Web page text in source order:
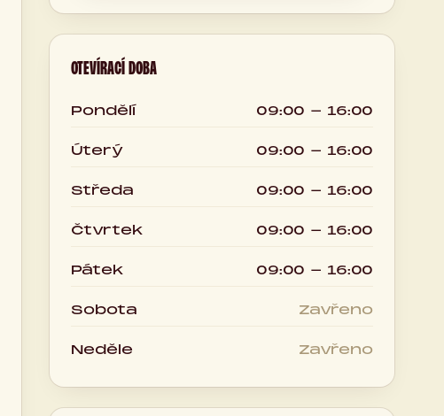
OTEVÍRACÍ DOBA
Pondělí 09:00 - 16:00
Úterý 09:00 - 16:00
Středa 09:00 - 16:00
Čtvrtek 09:00 - 16:00
Pátek 09:00 - 16:00
Sobota Zavřeno
Neděle Zavřeno